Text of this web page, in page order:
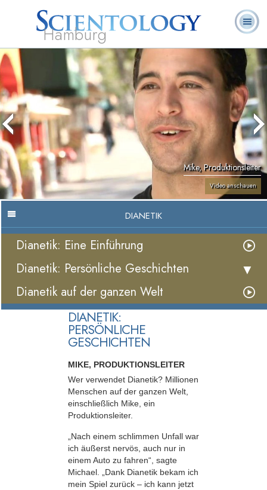
Hamburg
Über uns
Hubbard
Was ist
Scientology?
Ehrenamtliche
Geistliche
Häufig
Fragen
Bücher
Mike, Produktionsleiter
Video anschauen
DIANETIK
Dianetik: Eine Einführung
Dianetik: Persönliche Geschichten
Dianetik auf der ganzen Welt
DIANETIK:
PERSÖNLICHE
GESCHICHTEN
MIKE, PRODUKTIONSLEITER
Wer verwendet Dianetik? Millionen
Menschen auf der ganzen Welt,
einschließlich Mike, ein
Produktionsleiter.
„Nach einem schlimmen Unfall war
ich äußerst nervös, auch nur in
einem Auto zu fahren“, sagte
Michael. „Dank Dianetik bekam ich
mein Spiel zurück – ich kann jetzt